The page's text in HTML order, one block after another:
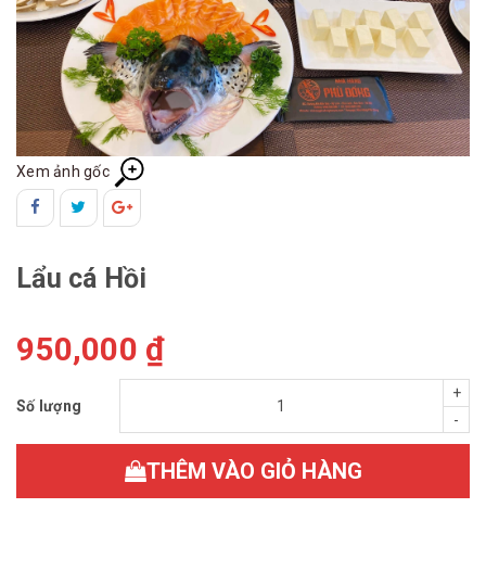
Xem ảnh gốc
Lẩu cá Hồi
950,000 ₫
Số lượng
-
+
THÊM VÀO GIỎ HÀNG